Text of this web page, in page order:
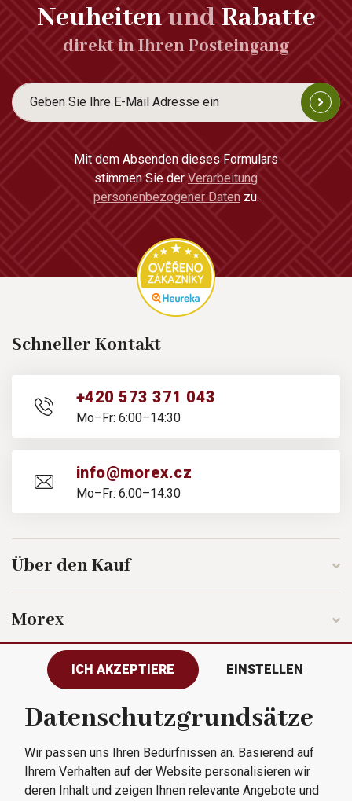
NeuheitenundRabatte
direkt in Ihren Posteingang
Mit dem Absenden dieses Formulars
stimmen Sie der Verarbeitung
personenbezogener Daten zu.
Schneller Kontakt
+420 573 371 043
Mo–Fr: 6:00–14:30
info@morex.cz
Mo–Fr: 6:00–14:30
Über den Kauf
Morex
Folgen Sie uns
Alle Rechte vorbehalten © 2023
Morex, spol. s r.o.
ICH AKZEPTIERE EINSTELLEN
Datenschutzgrundsätze
Wir passen uns Ihren Bedürfnissen an. Basierend auf
Ihrem Verhalten auf der Website personalisieren wir
deren Inhalt und zeigen Ihnen relevante Angebote und